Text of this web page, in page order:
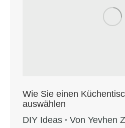
Wie Sie einen
auswählen
DIY Ideas
Von Yevhen